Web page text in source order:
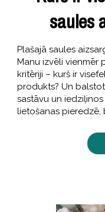
saules
Plašajā saules
Manu izvēli vienmēr
kritēriji – kurš ir
produkts? Un
sastāvu un
lietošanas pieredzē,